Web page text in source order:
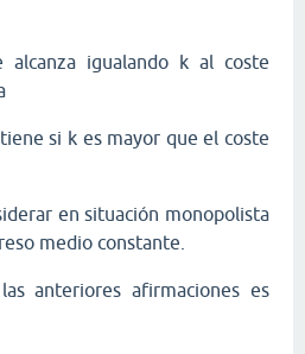
alcanza igualando k al coste
si k es mayor que el coste
en situación monopolista
medio constante.
anteriores afirmaciones es